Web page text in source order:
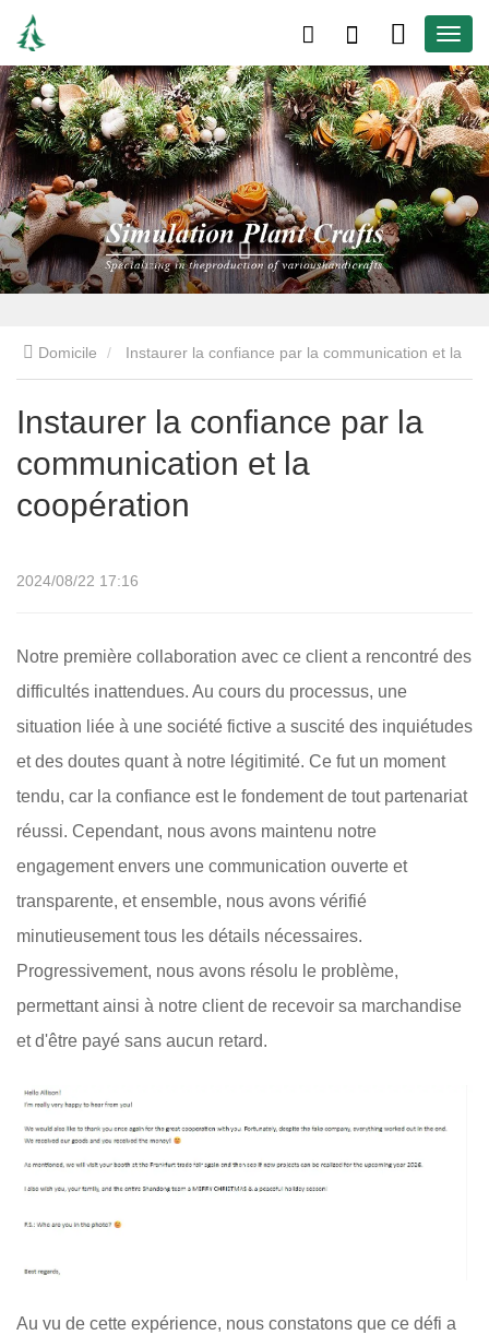
Domicile
Instaurer la confiance par la
communication et la
coopération
2024/08/22 17:16
Notre première collaboration avec ce client a rencontré des
difficultés inattendues. Au cours du processus, une
situation liée à une société fictive a suscité des inquiétudes
et des doutes quant à notre légitimité. Ce fut un moment
tendu, car la confiance est le fondement de tout partenariat
réussi. Cependant, nous avons maintenu notre
engagement envers une communication ouverte et
transparente, et ensemble, nous avons vérifié
minutieusement tous les détails nécessaires.
Progressivement, nous avons résolu le problème,
permettant ainsi à notre client de recevoir sa marchandise
et d'être payé sans aucun retard.
Au vu de cette expérience, nous constatons que ce défi a